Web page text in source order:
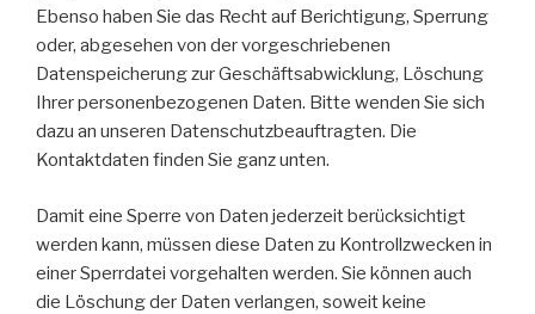
Ebenso haben Sie das Recht auf Berichtigung, Sperrung
oder, abgesehen von der vorgeschriebenen
Datenspeicherung zur Geschäftsabwicklung, Löschung
Ihrer personenbezogenen Daten. Bitte wenden Sie sich
dazu an unseren Datenschutzbeauftragten. Die
Kontaktdaten finden Sie ganz unten.
Damit eine Sperre von Daten jederzeit berücksichtigt
werden kann, müssen diese Daten zu Kontrollzwecken in
einer Sperrdatei vorgehalten werden. Sie können auch
die Löschung der Daten verlangen, soweit keine